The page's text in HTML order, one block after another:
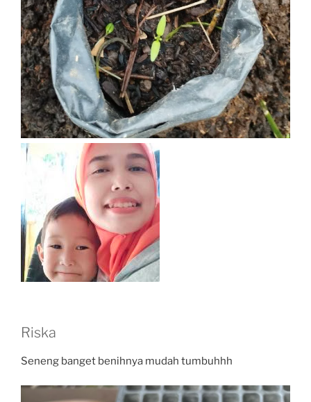
Riska
Seneng banget benihnya mudah tumbuhhh